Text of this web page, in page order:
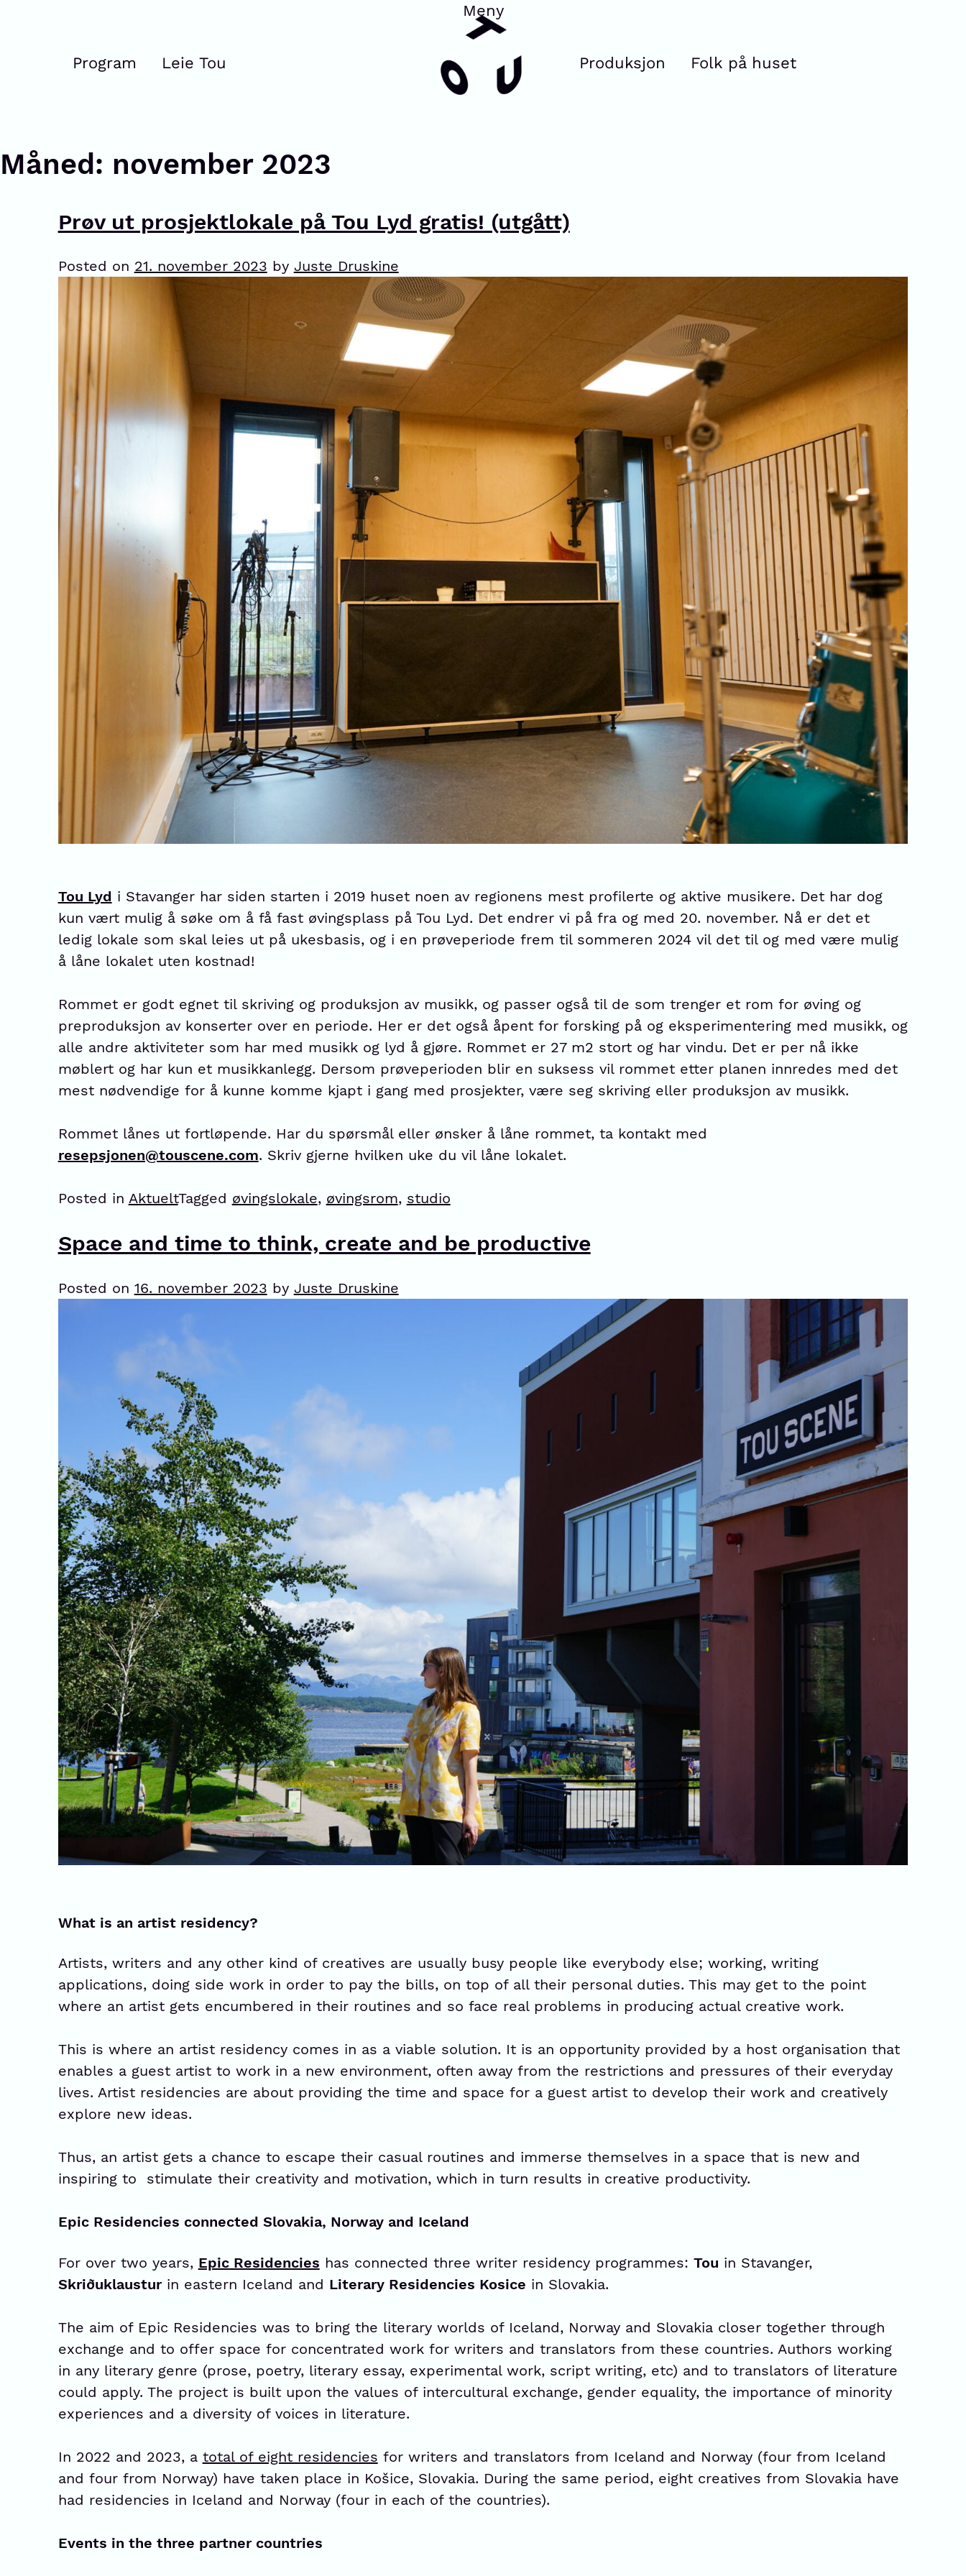
Program Leie Tou Produksjon Folk på huset
Måned: november 2023
Prøv ut prosjektlokale på Tou Lyd gratis! (utgått)
Posted on 21. november 2023 by Juste Druskine
Tou Lyd i Stavanger har siden starten i 2019 huset noen av regionens mest profilerte og aktive musikere. Det har dog
kun vært mulig å søke om å få fast øvingsplass på Tou Lyd. Det endrer vi på fra og med 20. november. Nå er det et
ledig lokale som skal leies ut på ukesbasis, og i en prøveperiode frem til sommeren 2024 vil det til og med være mulig
å låne lokalet uten kostnad!
Rommet er godt egnet til skriving og produksjon av musikk, og passer også til de som trenger et rom for øving og
preproduksjon av konserter over en periode. Her er det også åpent for forsking på og eksperimentering med musikk, og
alle andre aktiviteter som har med musikk og lyd å gjøre. Rommet er 27 m2 stort og har vindu. Det er per nå ikke
møblert og har kun et musikkanlegg. Dersom prøveperioden blir en suksess vil rommet etter planen innredes med det
mest nødvendige for å kunne komme kjapt i gang med prosjekter, være seg skriving eller produksjon av musikk.
Rommet lånes ut fortløpende. Har du spørsmål eller ønsker å låne rommet, ta kontakt med
resepsjonen@touscene.com. Skriv gjerne hvilken uke du vil låne lokalet.
Posted in AktueltTagged øvingslokale, øvingsrom, studio
Space and time to think, create and be productive
Posted on 16. november 2023 by Juste Druskine
What is an artist residency?
Artists, writers and any other kind of creatives are usually busy people like everybody else; working, writing
applications, doing side work in order to pay the bills, on top of all their personal duties. This may get to the point
where an artist gets encumbered in their routines and so face real problems in producing actual creative work.
This is where an artist residency comes in as a viable solution. It is an opportunity provided by a host organisation that
enables a guest artist to work in a new environment, often away from the restrictions and pressures of their everyday
lives. Artist residencies are about providing the time and space for a guest artist to develop their work and creatively
explore new ideas.
Thus, an artist gets a chance to escape their casual routines and immerse themselves in a space that is new and
inspiring to stimulate their creativity and motivation, which in turn results in creative productivity.
Epic Residencies connected Slovakia, Norway and Iceland
For over two years, Epic Residencies has connected three writer residency programmes: Tou in Stavanger,
Skriðuklausturin eastern Iceland and Literary Residencies Kosice in Slovakia.
The aim of Epic Residencies was to bring the literary worlds of Iceland, Norway and Slovakia closer together through
exchange and to offer space for concentrated work for writers and translators from these countries. Authors working
in any literary genre (prose, poetry, literary essay, experimental work, script writing, etc) and to translators of literature
could apply. The project is built upon the values of intercultural exchange, gender equality, the importance of minority
experiences and a diversity of voices in literature.
In 2022 and 2023, a total of eight residencies for writers and translators from Iceland and Norway (four from Iceland
and four from Norway) have taken place in Košice, Slovakia. During the same period, eight creatives from Slovakia have
had residencies in Iceland and Norway (four in each of the countries).
Events in the three partner countries